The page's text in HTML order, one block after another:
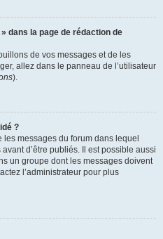
dans la page de rédaction de
de vos messages et de les
allez dans le panneau de l’utilisateur
).
?
les messages du forum dans lequel
d’être publiés. Il est possible aussi
un groupe dont les messages doivent
l’administrateur pour plus